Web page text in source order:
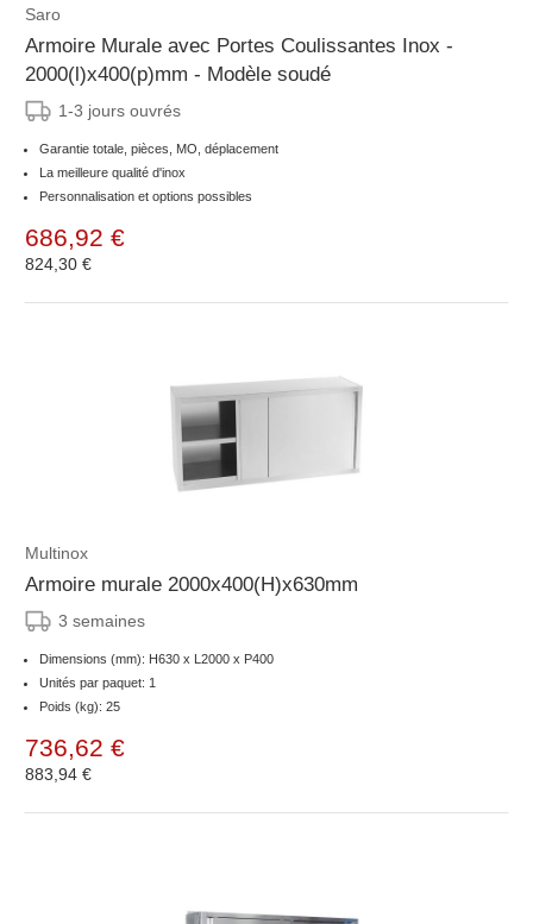
Saro
Armoire Murale avec Portes Coulissantes Inox -
2000(l)x400(p)mm - Modèle soudé
1-3 jours ouvrés
Garantie totale, pièces, MO, déplacement
La meilleure qualité d'inox
Personnalisation et options possibles
686,92 €
824,30 €
Multinox
Armoire murale 2000x400(H)x630mm
3 semaines
Dimensions (mm): H630 x L2000 x P400
Unités par paquet: 1
Poids (kg): 25
736,62 €
883,94 €